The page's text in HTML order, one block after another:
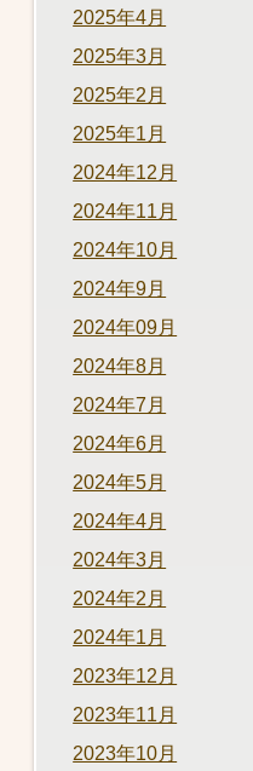
2025年4月
2025年3月
2025年2月
2025年1月
2024年12月
2024年11月
2024年10月
2024年9月
2024年09月
2024年8月
2024年7月
2024年6月
2024年5月
2024年4月
2024年3月
2024年2月
2024年1月
2023年12月
2023年11月
2023年10月